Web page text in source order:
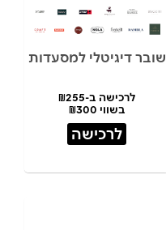
שובר דיגיטלי למסעדות
לרכישה ב-₪255
בשווי ₪300
לרכישה